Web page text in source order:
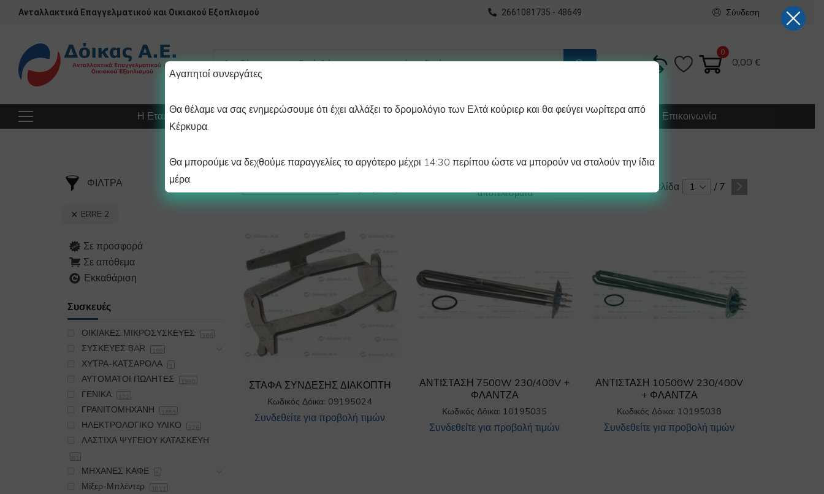
Ανταλλακτικά Επαγγελματικού και Οικιακού Εξοπλισμού 2661081735 - 48649 Σύνδεση
0
0,00€
Η Εταιρεία Προϊόντα Προχωρημένη Αναζήτηση Διαγράμματα Λάστιχα Ψυγείου Κατασκευή Οδηγίες Επικοινωνία
ΦΙΛΤΡΑ
ERRE 2
Σε προσφορά
Σε απόθεμα
Εκκαθάριση
Συσκευές
ΟΙΚΙΑΚΕΣ ΜΙΚΡΟΣΥΣΚΕΥΕΣ 366
ΣΥΣΚΕΥΕΣ BAR 159
ΧΥΤΡΑ-ΚΑΤΣΑΡΟΛΑ 1
ΑΥΤΟΜΑΤΟΙ ΠΩΛΗΤΕΣ 1990
ΓΕΝΙΚΑ 122
ΓΡΑΝΙΤΟΜΗΧΑΝΗ 1655
ΗΛΕΚΤΡΟΛΟΓΙΚΟ ΥΛΙΚΟ 326
ΛΑΣΤΙΧΑ ΨΥΓΕΙΟΥ ΚΑΤΑΣΚΕΥΗ
61
ΜΗΧΑΝΕΣ ΚΑΦΕ 5
Μίξερ-Μπλέντερ 1011
αποτελέσματα
Σελίδα 1 /7
ΣΤΑΦΑ ΣΥΝΔΕΣΗΣ ΔΙΑΚΟΠΤΗ
Κωδικός Δόικα: 09195024
Συνδεθείτε για προβολή τιμών
ΑΝΤΙΣΤΑΣΗ 7500W 230/400V +
ΦΛΑΝΤΖΑ
Κωδικός Δόικα: 10195035
Συνδεθείτε για προβολή τιμών
ΑΝΤΙΣΤΑΣΗ 10500W 230/400V
+ ΦΛΑΝΤΖΑ
Κωδικός Δόικα: 10195038
Συνδεθείτε για προβολή τιμών
Αγαπητοί συνεργάτες
Θα θέλαμε να σας ενημερώσουμε ότι έχει αλλάξει το δρομολόγιο των Ελτά κούριερ και θα φεύγει νωρίτερα από
Κέρκυρα.
Θα μπορούμε να δεχθούμε παραγγελίες το αργότερο μέχρι 14:30 περίπου ώστε να μπορούν να σταλούν την ίδια
μέρα.